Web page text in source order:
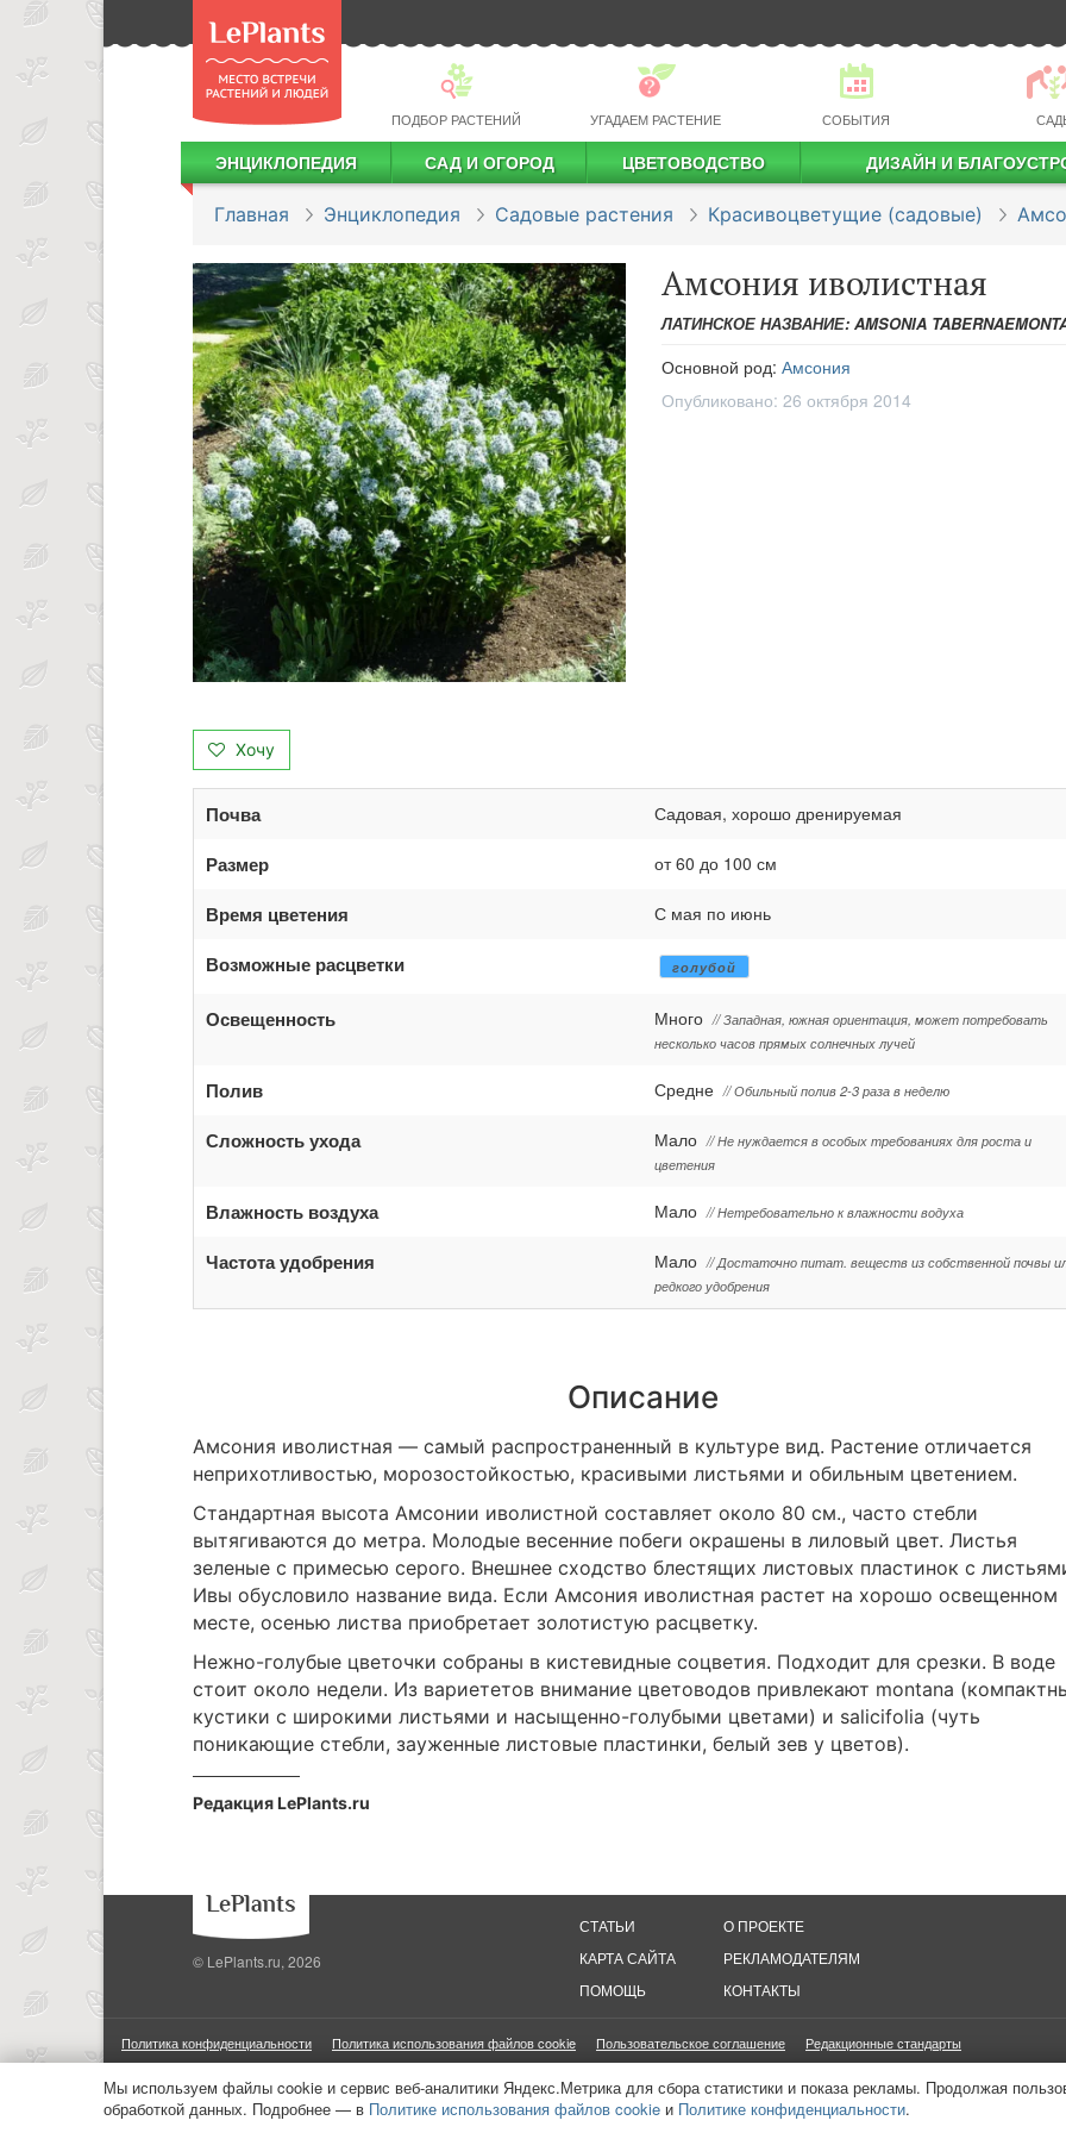
ПОДБОР РАСТЕНИЙ УГАДАЕМ РАСТЕНИЕ СОБЫТИЯ
ЭНЦИКЛОПЕДИЯ САД И ОГОРОД ЦВЕТОВОДСТВО ДИЗАЙН И
Главная Энциклопедия Садовые растения Красивоцветущие (садовые)
Амсония иволистная
ЛАТИНСКОЕ НАЗВАНИЕ: AMSONIA
Основной род: Амсония
Опубликовано: 26 октября 2014
Хочу
Почва Садовая, хорошо дренируемая
Размер от 60 до 100 см
Время цветения С мая по июнь
Возможные расцветки голубой
Освещенность Много // Западная, южная ориентация, может потребовать
несколько часов прямых солнечных лучей
Полив Средне // Обильный полив 2-3 раза в неделю
Сложность ухода Мало // Не нуждается в особых требованиях для роста и
цветения
Влажность воздуха Мало // Нетребовательно к влажности водуха
Частота удобрения Мало // Достаточно питат. веществ из собственной почвы
редкого удобрения
Описание
Амсония иволистная — самый распространенный в культуре вид. Растение отличается
неприхотливостью, морозостойкостью, красивыми листьями и обильным цветением.
Стандартная высота Амсонии иволистной составляет около 80 см., часто стебли
вытягиваются до метра. Молодые весенние побеги окрашены в лиловый цвет. Листья
зеленые с примесью серого. Внешнее сходство блестящих листовых пластинок с
Ивы обусловило название вида. Если Амсония иволистная растет на хорошо освещенном
месте, осенью листва приобретает золотистую расцветку.
Нежно-голубые цветочки собраны в кистевидные соцветия. Подходит для срезки. В воде
стоит около недели. Из вариететов внимание цветоводов привлекают montana
кустики с широкими листьями и насыщенно-голубыми цветами) и salicifolia (чуть
поникающие стебли, зауженные листовые пластинки, белый зев у цветов).
Редакция LePlants.ru
© LePlants.ru, 2026
СТАТЬИ
КАРТА САЙТА
ПОМОЩЬ
О ПРОЕКТЕ
РЕКЛАМОДАТЕЛЯМ
КОНТАКТЫ
Политика конфиденциальности Политика использования файлов cookie Пользовательское соглашение
Редакционные стандарты
Мы используем файлы cookie и сервис веб-аналитики Яндекс.Метрика для сбора статистики и показа рекламы. Продолжая
обработкой данных. Подробнее — в Политике использования файлов cookie и Политике конфиденциальности.